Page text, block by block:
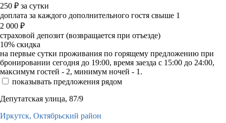
250 ₽ за сутки
доплата за каждого дополнительного гостя свыше 1
2 000 ₽
страховой депозит (возвращается при отъезде)
10% скидка
на первые сутки проживания по горящему предложению при
бронировании сегодня до 19:00, время заезда с 15:00 до 24:00,
максимум гостей - 2, минимум ночей - 1.
показывать предложения рядом
Депутатская улица, 87/9
Иркутск, Октябрьский район